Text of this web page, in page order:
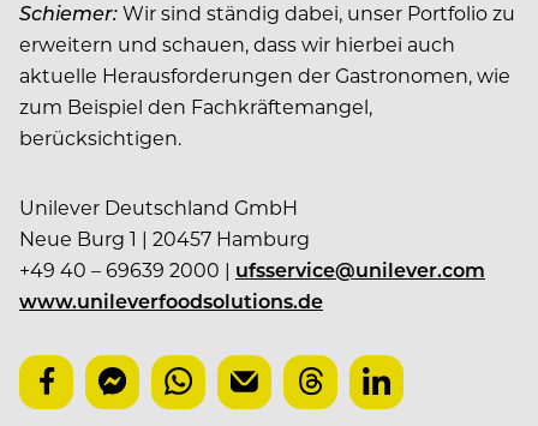
Schiemer:Wir sind ständig dabei, unser Portfolio zu
erweitern und schauen, dass wir hierbei auch
aktuelle ­Herausforderungen der Gastronomen, wie
zum Beispiel den Fachkräftemangel,
berücksichtigen.
Unilever Deutschland GmbH
Neue Burg 1 | 20457 Hamburg
+49 40 – 69639 2000 | ufsservice@unilever.com
www.unileverfoodsolutions.de